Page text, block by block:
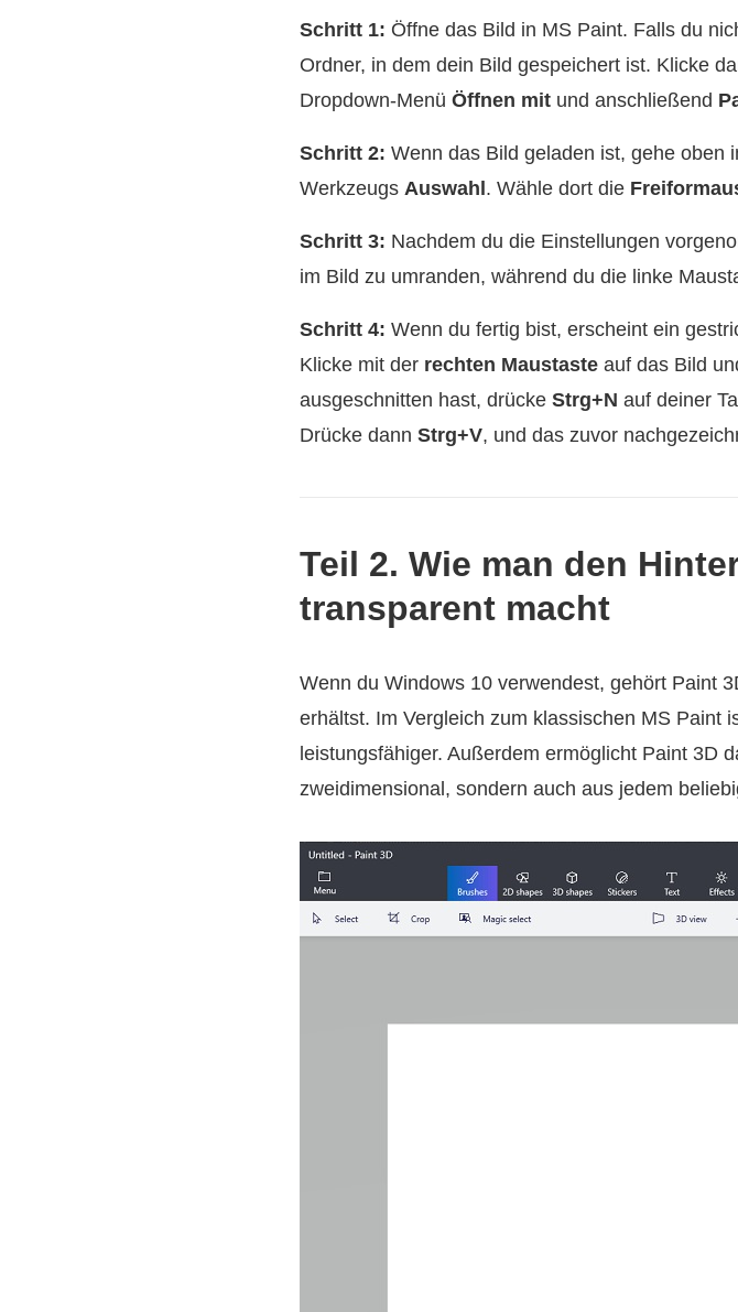
Schritt 1: Öffne das Bild in MS Paint. Falls du
Ordner, in dem dein Bild gespeichert ist. Klicke
Dropdown‑Menü Öffnen mit und anschließend
Schritt 2: Wenn das Bild geladen ist, gehe oben
Werkzeugs Auswahl . Wähle dort die
Schritt 3: Nachdem du die Einstellungen
im Bild zu umranden, während du die linke
Schritt 4: Wenn du fertig bist, erscheint ein
Klicke mit der rechten Maustaste auf das Bild
ausgeschnitten hast, drücke Strg+N auf deiner
Drücke dann Strg+V, und das zuvor
Teil 2. Wie man den
transparent macht
Wenn du Windows 10 verwendest, gehört Paint
erhältst. Im Vergleich zum klassischen MS Paint
leistungsfähiger. Außerdem ermöglicht Paint 3D
zweidimensional, sondern auch aus jedem